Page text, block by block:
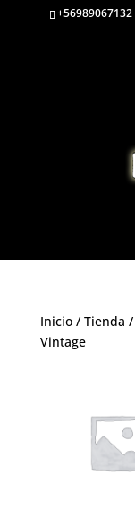
+56989067132
Inicio/ Tienda /
Vintage